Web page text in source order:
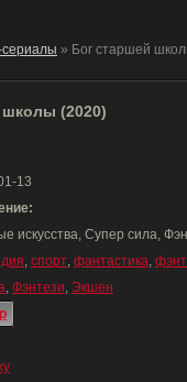
» Бог старшей
(2020)
13
искусства, Супер сила,
, спорт, фантастика,
, Фэнтези, Экшен